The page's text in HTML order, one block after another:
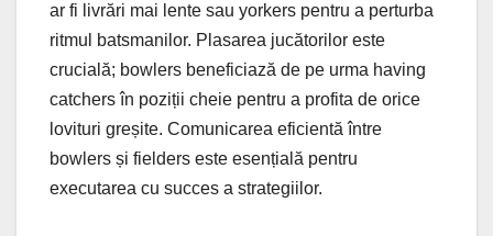
ar fi livrări mai lente sau yorkers pentru a perturba
ritmul batsmanilor. Plasarea jucătorilor este
crucială; bowlers beneficiază de pe urma having
catchers în poziții cheie pentru a profita de orice
lovituri greșite. Comunicarea eficientă între
bowlers și fielders este esențială pentru
executarea cu succes a strategiilor.